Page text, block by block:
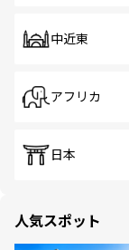
中近東
アフリカ
日本
人気スポット